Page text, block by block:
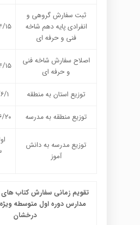
ثبت سفارش گروهی و
انفرادی پایه دهم شاخه
فنی و حرفه ای
اصلاح سفارش شاخه فنی
و حرفه ای
توزیع استان به منطقه
توزیع منطقه به مدرسه
توزیع مدرسه به دانش
آموز
تقویم زمانی سفارش کتاب
مدارس دوره اول متوسطه
درخشان